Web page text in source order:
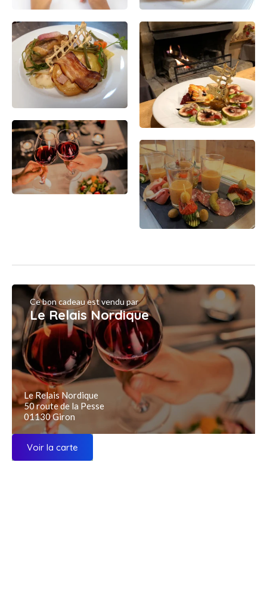
Ce bon cadeau est vendu par
Le Relais Nordique
Le Relais Nordique
50 route de la Pesse
01130 Giron
Voir la carte